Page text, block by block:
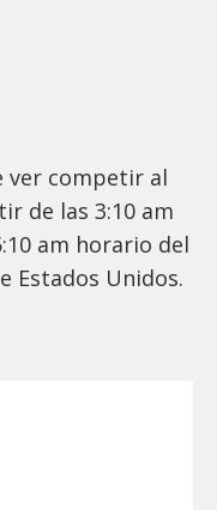
ver competir al
de las 3:10 am
am horario del
Estados Unidos.